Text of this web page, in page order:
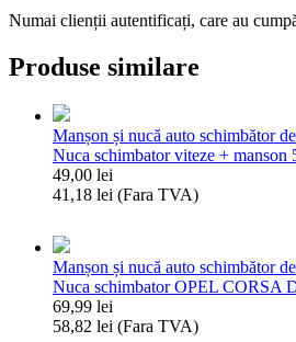
Numai clienții autentificați, care au
Produse similare
Manșon și nucă auto schimbător
Nuca schimbator viteze +
49,00 lei
41,18 lei (Fara TVA)
Nuca
schimbator
viteze
+
manson
5
Manșon și nucă auto schimbător
Nuca schimbator OPEL CORSA
69,99 lei
58,82 lei (Fara TVA)